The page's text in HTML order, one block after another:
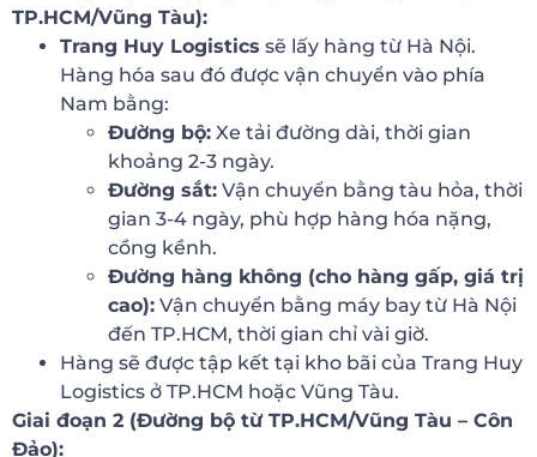
TP.HCM/Vũng Tàu):
Trang Huy Logistics sẽ lấy hàng từ Hà Nội.
Hàng hóa sau đó được vận chuyển vào phía
Nam bằng:
Đường bộ: Xe tải đường dài, thời gian
khoảng 2-3 ngày.
Đường sắt: Vận chuyển bằng tàu hỏa, thời
gian 3-4 ngày, phù hợp hàng hóa nặng,
cồng kềnh.
Đường hàng không (cho hàng gấp, giá trị
cao): Vận chuyển bằng máy bay từ Hà Nội
đến TP.HCM, thời gian chỉ vài giờ.
Hàng sẽ được tập kết tại kho bãi của Trang Huy
Logistics ở TP.HCM hoặc Vũng Tàu.
Giai đoạn 2 (Đường bộ từ TP.HCM/Vũng Tàu – Côn
Đảo):